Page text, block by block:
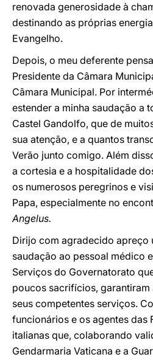
renovada generosidade à
destinando as próprias
Evangelho.
Depois, o meu deferente
Presidente da Câmara
Câmara Municipal. Por
estender a minha saudação a
Castel Gandolfo, que de
sua atenção, e a quantos
Verão junto comigo. Além
a cortesia e a hospitalidade
os numerosos peregrinos e
Papa, especialmente no
Angelus.
Dirijo com agradecido apreço
saudação ao pessoal médico
Serviços do Governatorato
poucos sacrifícios, garantiram
seus competentes serviços.
funcionários e os agentes das
italianas que, colaborando
Gendarmaria Vaticana e a